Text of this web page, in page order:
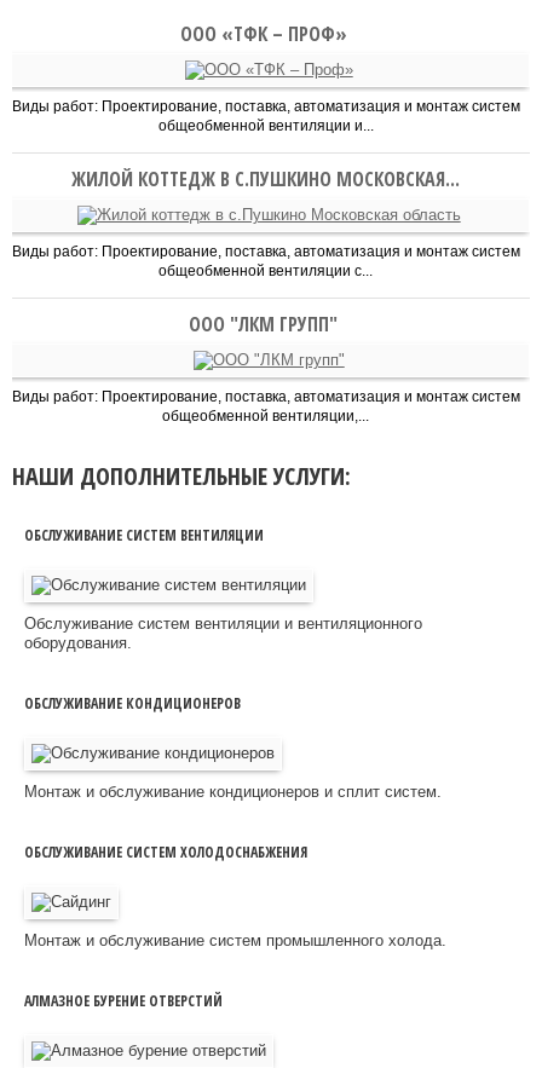
ООО «ТФК – ПРОФ»
Виды работ: Проектирование, поставка, автоматизация и монтаж систем
общеобменной вентиляции и...
ЖИЛОЙ КОТТЕДЖ В С.ПУШКИНО МОСКОВСКАЯ...
Виды работ: Проектирование, поставка, автоматизация и монтаж систем
общеобменной вентиляции с...
ООО "ЛКМ ГРУПП"
Виды работ: Проектирование, поставка, автоматизация и монтаж систем
общеобменной вентиляции,...
НАШИ ДОПОЛНИТЕЛЬНЫЕ УСЛУГИ:
ОБСЛУЖИВАНИЕ СИСТЕМ ВЕНТИЛЯЦИИ
Обслуживание систем вентиляции и вентиляционного
оборудования.
ОБСЛУЖИВАНИЕ КОНДИЦИОНЕРОВ
Монтаж и обслуживание кондиционеров и сплит систем.
ОБСЛУЖИВАНИЕ СИСТЕМ ХОЛОДОСНАБЖЕНИЯ
Монтаж и обслуживание систем промышленного холода.
АЛМАЗНОЕ БУРЕНИЕ ОТВЕРСТИЙ